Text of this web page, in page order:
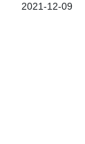
2021-12-09